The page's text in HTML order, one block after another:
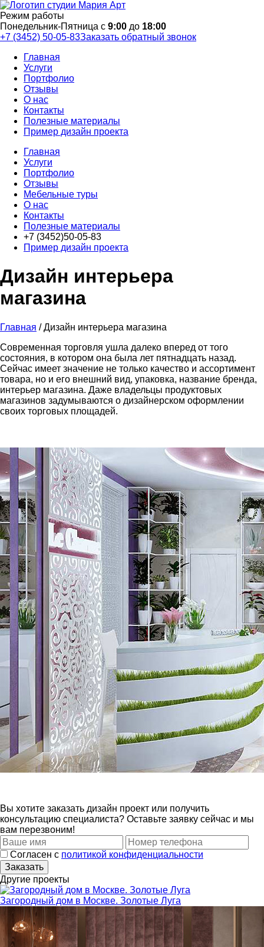
Режим работы
Понедельник-Пятница с 9:00 до 18:00
+7 (3452) 50-05-83Заказать обратный звонок
Главная
Услуги
Портфолио
Отзывы
О нас
Контакты
Полезные материалы
Пример дизайн проекта
Главная
Услуги
Портфолио
Отзывы
Мебельные туры
О нас
Контакты
Полезные материалы
+7 (3452)50-05-83
Пример дизайн проекта
Дизайн интерьера
магазина
Главная / Дизайн интерьера магазина
Современная торговля ушла далеко вперед от того
состояния, в котором она была лет пятнадцать назад.
Сейчас имеет значение не только качество и ассортимент
товара, но и его внешний вид, упаковка, название бренда,
интерьер магазина. Даже владельцы продуктовых
магазинов задумываются о дизайнерском оформлении
своих торговых площадей.
Вы хотите заказать дизайн проект или получить
консультацию специалиста? Оставьте заявку сейчас и мы
вам перезвоним!
Согласен с политикой конфиденциальности
Другие проекты
Загородный дом в Москве. Золотые Луга